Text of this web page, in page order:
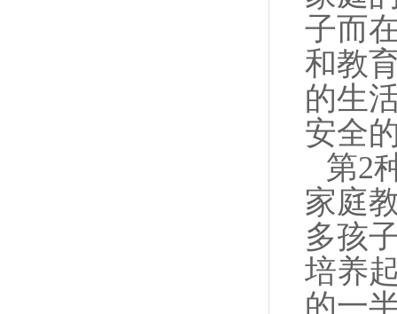
子而
和教
的生
安全
第2
家庭
多孩
培养
的一